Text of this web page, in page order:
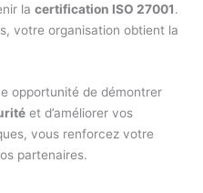
lacertification ISO 27001.
votre organisation obtient la
opportunité de démontrer
et d’améliorer vos
vous renforcez votre
partenaires.